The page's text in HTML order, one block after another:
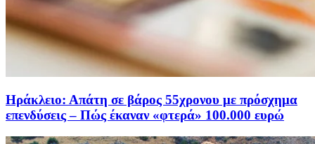
Ηράκλειο: Απάτη σε βάρος 55χρονου με πρόσχημα
επενδύσεις – Πώς έκαναν «φτερά» 100.000 ευρώ